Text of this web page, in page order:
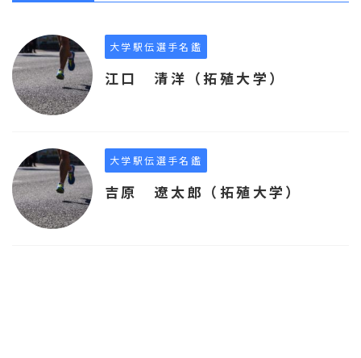
大学駅伝選手名鑑
江口 清洋（拓殖大学）
大学駅伝選手名鑑
吉原 遼太郎（拓殖大学）